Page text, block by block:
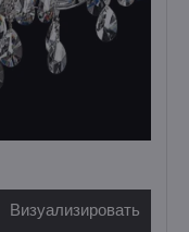
Визуализировать